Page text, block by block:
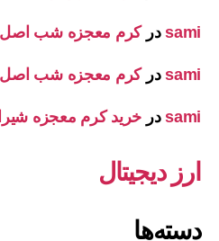
samiدرکرم معجزه شب اصل
samiدرکرم معجزه شب اصل
samiدر خرید کرم معجزه
ارز دیجیتال
دسته‌ها